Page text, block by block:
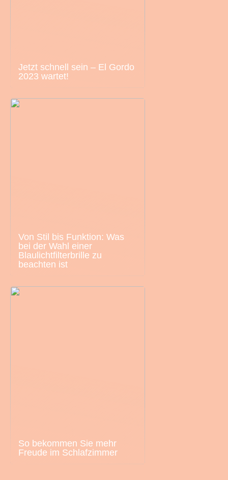
Jetzt schnell sein – El Gordo
2023 wartet!
Von Stil bis Funktion: Was
bei der Wahl einer
Blaulichtfilterbrille zu
beachten ist
So bekommen Sie mehr
Freude im Schlafzimmer